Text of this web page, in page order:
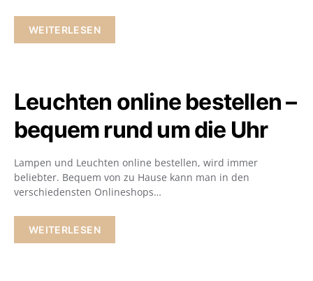
WEITERLESEN
Leuchten online bestellen –
bequem rund um die Uhr
Lampen und Leuchten online bestellen, wird immer
beliebter. Bequem von zu Hause kann man in den
verschiedensten Onlineshops…
WEITERLESEN